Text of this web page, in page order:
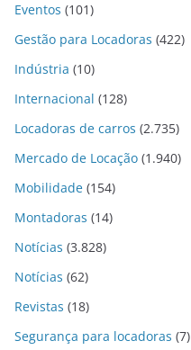
Eventos (101)
Gestão para Locadoras (422)
Indústria (10)
Internacional (128)
Locadoras de carros (2.735)
Mercado de Locação (1.940)
Mobilidade (154)
Montadoras (14)
Notícias (3.828)
Notícias (62)
Revistas (18)
Segurança para locadoras (7)